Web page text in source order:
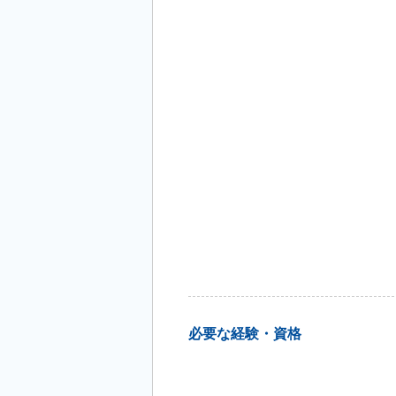
必要な経験・資格